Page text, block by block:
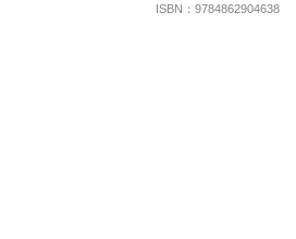
ISBN：9784862904638